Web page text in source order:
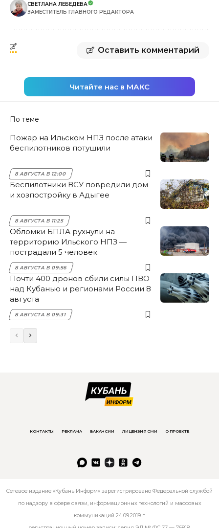
СВЕТЛАНА ЛЕБЕДЕВА
ЗАМЕСТИТЕЛЬ ГЛАВНОГО РЕДАКТОРА
Оставить комментарий
Читайте нас в МАКС
По теме
Пожар на Ильском НПЗ после атаки
беспилотников потушили
8 АВГУСТА В 12:00
Беспилотники ВСУ повредили дом
и хозпостройку в Адыгее
8 АВГУСТА В 11:25
Обломки БПЛА рухнули на
территорию Ильского НПЗ —
пострадали 5 человек
8 АВГУСТА В 09:56
Почти 400 дронов сбили силы ПВО
над Кубанью и регионами России 8
августа
8 АВГУСТА В 09:31
КОНТАКТЫ РЕКЛАМА ВАКАНСИИ ЛИЦЕНЗИЯ СМИ О ПРОЕКТЕ
Сетевое издание «Кубань Информ» зарегистрировано Федеральной службой
по надзору в сфере связи, информационных технологий и массовых
коммуникаций 24.09.2019 г.